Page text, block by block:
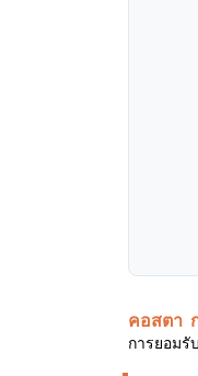
คอสตา
การยอม